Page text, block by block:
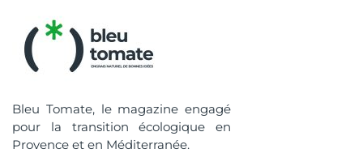
Bleu Tomate, le magazine engagé
pour la transition écologique en
Provence et en Méditerranée.